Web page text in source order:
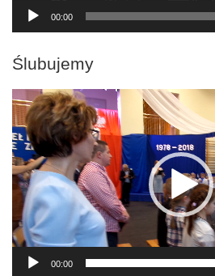
00:00
Ślubujemy
Odtwarzacz
video
00:00